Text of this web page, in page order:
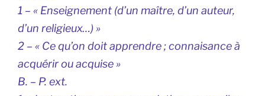
1 – « Enseignement (d’un maître, d’un auteur,
d’un religieux…) »
2 – « Ce qu’on doit apprendre ; connaisance à
acquérir ou acquise »
B. – P. ext.